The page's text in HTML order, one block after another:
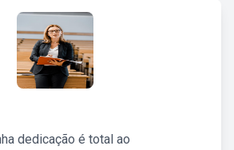
dedicação é total ao